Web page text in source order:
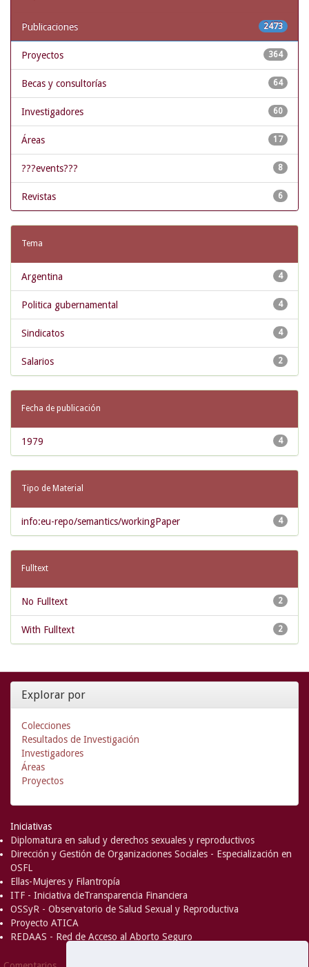
2473
Publicaciones
364
Proyectos
64
Becas y consultorías
60
Investigadores
17
Áreas
8
???events???
6
Revistas
Tema
4
Argentina
4
Politica gubernamental
4
Sindicatos
2
Salarios
Fecha de publicación
4
1979
Tipo de Material
4
info:eu-repo/semantics/workingPaper
Fulltext
2
No Fulltext
2
With Fulltext
Explorar por
Colecciones
Resultados de Investigación
Investigadores
Áreas
Proyectos
Iniciativas
Diplomatura en salud y derechos sexuales y reproductivos
Dirección y Gestión de Organizaciones Sociales - Especialización en
OSFL
Ellas-Mujeres y Filantropía
ITF - Iniciativa deTransparencia Financiera
OSSyR - Observatorio de Salud Sexual y Reproductiva
Proyecto ATICA
REDAAS - Red de Acceso al Aborto Seguro